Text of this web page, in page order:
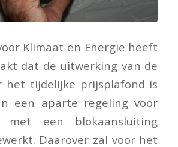
Klimaat en Energie heeft
dat de uitwerking van de
het tijdelijke prijsplafond is
een aparte regeling voor
met een blokaansluiting
Daarover zal voor het